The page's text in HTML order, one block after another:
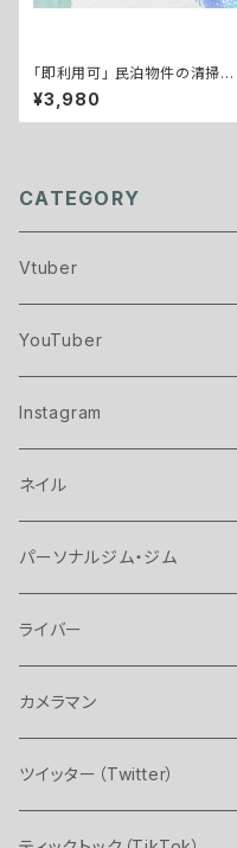
「即利用可」 民泊物件の清掃業
務委託契約書 雛形 すぐにご
利用いただけます。
¥3,980
CATEGORY
Vtuber
YouTuber
Instagram
ネイル
パーソナルジム・ジム
ライバー
カメラマン
ツイッター（Twitter）